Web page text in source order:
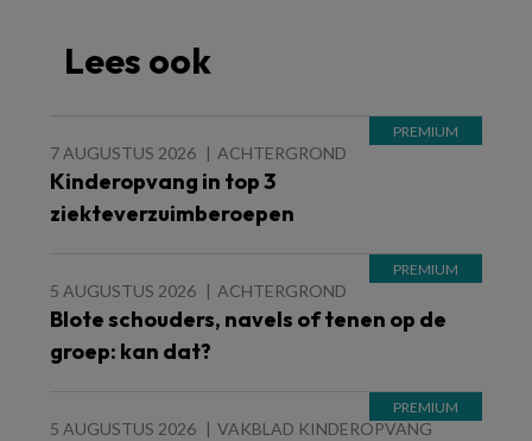
Lees ook
7 AUGUSTUS 2026 ACHTERGROND
Kinderopvang in top 3
ziekteverzuimberoepen
5 AUGUSTUS 2026 ACHTERGROND
Blote schouders, navels of tenen op de
groep: kan dat?
5 AUGUSTUS 2026 VAKBLAD KINDEROPVANG